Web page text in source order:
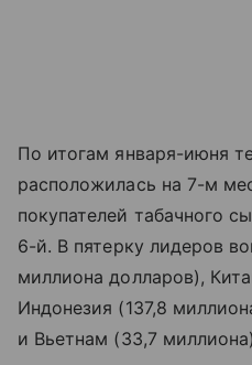
По итогам января-июня
расположилась на 7-м
покупателей табачного
6-й. В пятерку лидеров
миллиона долларов),
Индонезия (137,8
и Вьетнам (33,7